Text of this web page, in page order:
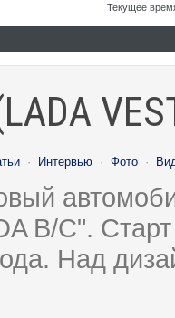
Текущее
· Интервью · Фото ·
B/C".
Над